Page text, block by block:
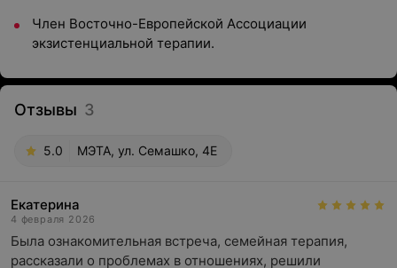
Член Восточно-Европейской Ассоциации
экзистенциальной терапии.
Отзывы 3
5.0 МЭТА, ул. Семашко, 4Е
Екатерина
4 февраля 2026
Была ознакомительная встреча, семейная терапия,
рассказали о проблемах в отношениях, решили